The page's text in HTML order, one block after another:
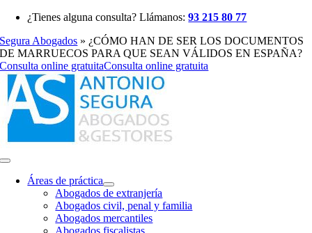
Saltar
contenido
¿Tienes alguna consulta? Llámanos:93 215 80 77
Segura Abogados » ¿CÓMO HAN DE SER LOS DOCUMENTOS
DE MARRUECOS PARA QUE SEAN VÁLIDOS EN ESPAÑA?
Consulta online gratuitaConsulta online gratuita
Toggle
NavigationÁreas de práctica
Abogados de extranjería
Abogados civil, penal y familia
Abogados mercantiles
Abogados fiscalistas